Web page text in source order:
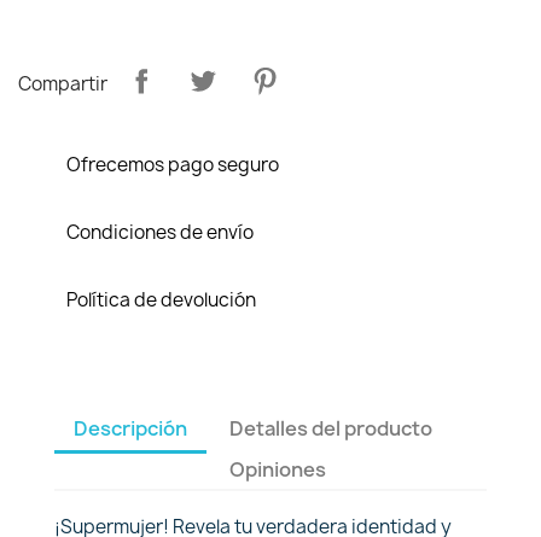
Compartir
Ofrecemos pago seguro
Condiciones de envío
Política de devolución
Descripción
Detalles del producto
Opiniones
¡Supermujer! Revela tu verdadera identidad y